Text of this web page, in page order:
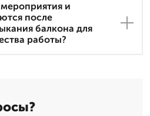
и
после
балкона для
работы?